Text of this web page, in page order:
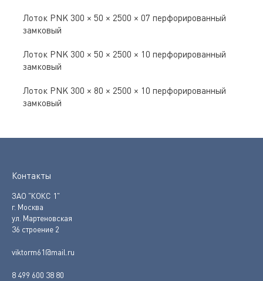
Лоток PNK 300 × 50 × 2500 × 07 перфорированный
замковый
Лоток PNK 300 × 50 × 2500 × 10 перфорированный
замковый
Лоток PNK 300 × 80 × 2500 × 10 перфорированный
замковый
Контакты
ЗАО "КОКС 1"
г. Москва
ул. Мартеновская
36 строение 2
viktorm61@mail.ru
8 499 600 38 80